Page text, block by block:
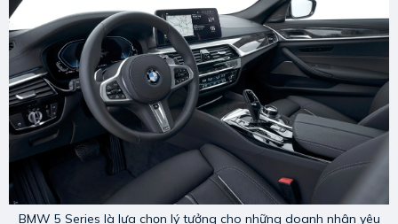
BMW 5 Series là lựa chọn lý tưởng cho những doanh nhân yêu